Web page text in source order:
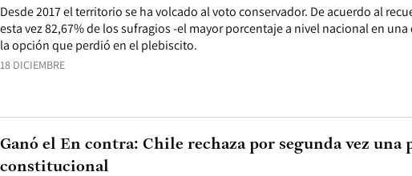
18 DICIEMBRE
Desde 2017 el territorio se ha volcado al voto conservador. De acuerdo al
esta vez 82,67% de los sufragios -el mayor porcentaje a nivel nacional en
la opción que perdió en el plebiscito.
Ganó el En contra: Chile rechaza por segunda vez una
constitucional